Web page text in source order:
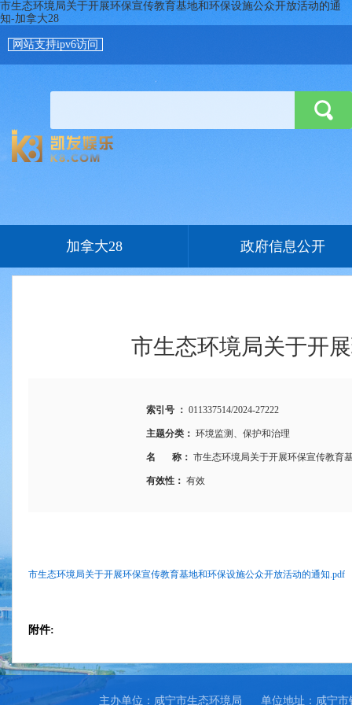
市生态环境局关于开展环保宣传教育基地和环保设施公众开放活动的通
知-加拿大28
网站支持ipv6访问
加拿大28 政府信息公开
市生态环境局关于开
索引号 ： 011337514/2024-27222
主题分类： 环境监测、保护和治理
名 称： 市生态环境局关于开展环保宣传教育
有效性： 有效
市生态环境局关于开展环保宣传教育基地和环保设施公众开放活动的通知.pdf
附件:
主办单位：咸宁市生态环境局 单位地址：咸宁市